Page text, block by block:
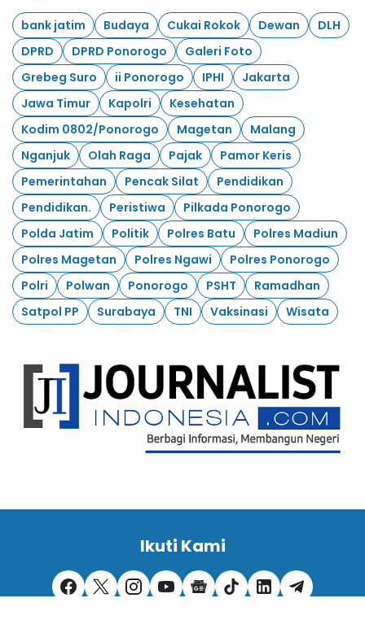
bank jatim Budaya Cukai Rokok Dewan
DLH
DPRD
DPRD Ponorogo
Galeri Foto
Grebeg Suro
ii Ponorogo IPHI
Jakarta
Jawa Timur
Kapolri
Kesehatan
Kodim 0802/Ponorogo
Magetan
Malang
Nganjuk
Olah Raga Pajak
Pamor Keris
Pemerintahan
Pencak Silat
Pendidikan
Pendidikan.
Peristiwa
Pilkada Ponorogo
Polda Jatim
Politik Polres Batu
Polres Madiun
Polres Magetan
Polres Ngawi
Polres Ponorogo
Polri
Polwan Ponorogo PSHT
Ramadhan
Satpol PP
Surabaya TNI Vaksinasi Wisata
Ikuti Kami